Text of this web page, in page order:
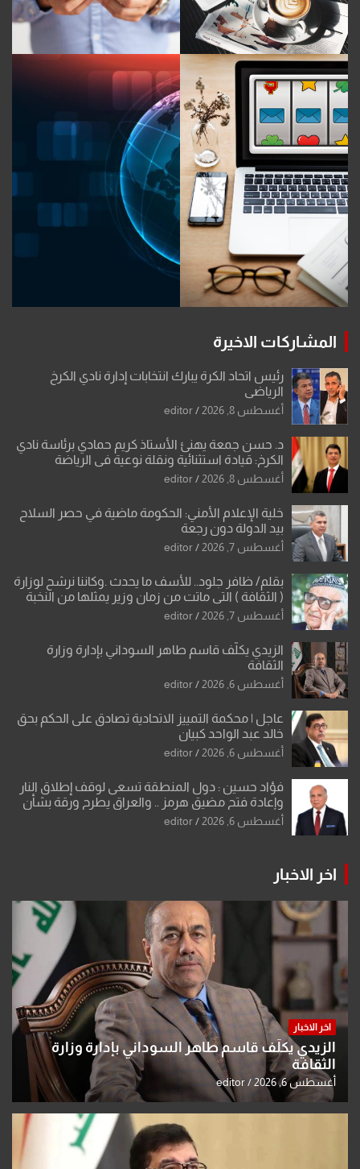
المشاركات الاخيرة
رئيس اتحاد الكرة يبارك انتخابات إدارة نادي الكرخ
الرياضي
أغسطس 8, 2026 editor
د. حسن جمعة يهنئ الأستاذ كريم حمادي برئاسة نادي
الكرخ: قيادة استثنائية ونقلة نوعية في الرياضة
العراقية
أغسطس 8, 2026 editor
خلية الإعلام الأمني: الحكومة ماضية في حصر السلاح
بيد الدولة دون رجعة
أغسطس 7, 2026 editor
بقلم/ ظافر جلود.. للأسف ما يحدث .وكاننا نرشح لوزارة
( الثقافة ) التي ماتت من زمان وزير يمثلها من النخبة
والإرث العظيم للثقافة العراقية..
أغسطس 7, 2026 editor
الزيدي يكلّف قاسم طاهر السوداني بإدارة وزارة
الثقافة
أغسطس 6, 2026 editor
عاجل | محكمة التمييز الاتحادية تصادق على الحكم بحق
خالد عبد الواحد كبيان
أغسطس 6, 2026 editor
فؤاد حسين : دول المنطقة تسعى لوقف إطلاق النار
وإعادة فتح مضيق هرمز .. والعراق يطرح ورقة بشأن
تحولات القدس
أغسطس 6, 2026 editor
اخر الاخبار
اخر الاخبار
الزيدي يكلّف قاسم طاهر السوداني بإدارة وزارة
الثقافة
أغسطس 6, 2026 editor